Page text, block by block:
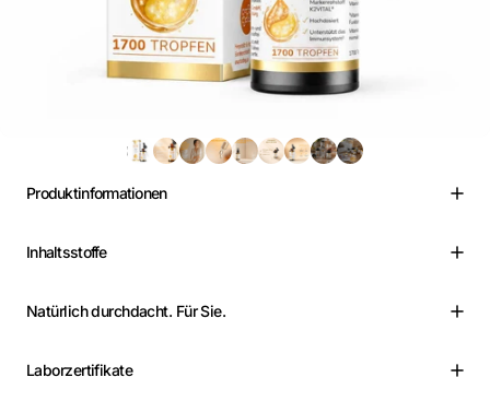
Produktinformationen
Inhaltsstoffe
Natürlich durchdacht. Für Sie.
Laborzertifikate